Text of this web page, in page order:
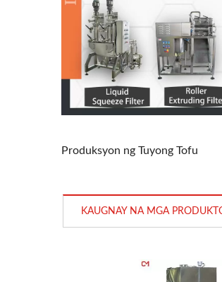
Produksyon ng Tuyong Tofu
KAUGNAY NA MGA